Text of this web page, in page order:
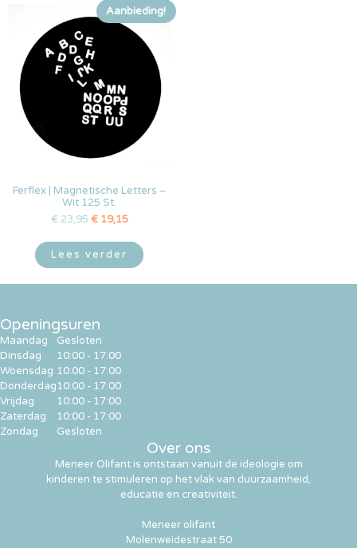
Aanbieding!
Ferflex | Magnetische Letters –
Wit 125 St.
€ 23,95 €19,15
Lees verder
Over ons
Meneer Olifant is ontstaan vanuit de ideologie om
kinderen te stimuleren op het vlak van duurzaamheid,
educatie en creativiteit.
Meneer olifant
Molenweidestraat 50
Openingsuren
Maandag
Dinsdag
Woensdag
Donderdag
Vrijdag
Zaterdag
Zondag
Gesloten
10:00 - 17:00
10:00 - 17:00
10:00 - 17:00
10:00 - 17:00
10:00 - 17:00
Gesloten